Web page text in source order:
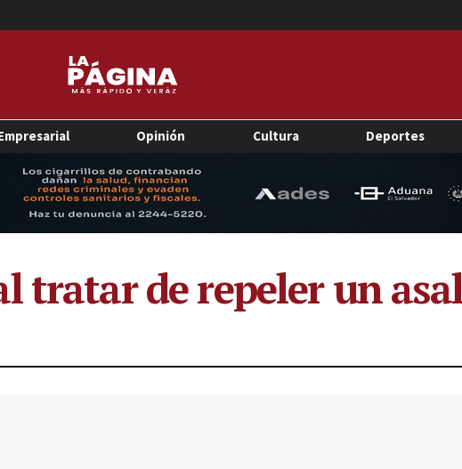
Opinión Cultura Deportes
tratar de repeler un